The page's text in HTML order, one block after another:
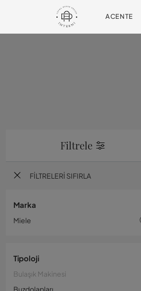
ACENTE
Filtrele
FILTRELERI SIFIRLA
Marka
Miele
Tipoloji
Bulaşık Makinesi
Buzdolapları